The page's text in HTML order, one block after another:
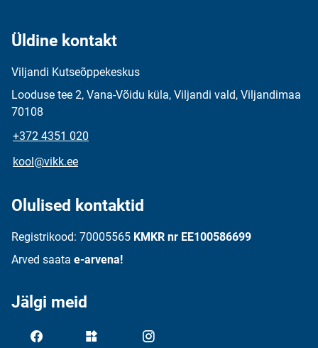
Üldine kontakt
Viljandi Kutseõppekeskus
Looduse tee 2, Vana-Võidu küla, Viljandi vald, Viljandimaa
70108
+372 4351 020
kool@vikk.ee
Olulised kontaktid
Registrikood: 70005565 KMKR nr EE100586699
Arved saata e-arvena!
Jälgi meid